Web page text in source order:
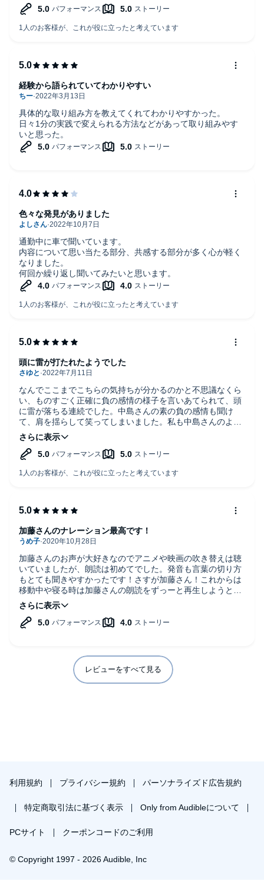
具体的な取り組み方を教えてくれてわかりやすかった。
日々1分の実践で変えられる方法などがあって取り組みやす
いと思った。
経験から語られていてわかりやすい
通勤中に車で聞いています。
内容について思い当たる部分、共感する部分が多く心が軽く
なりました。
何回か繰り返し聞いてみたいと思います。
色々な発見がありました
なんでここまでこちらの気持ちが分かるのかと不思議なくら
い、ものすごく正確に負の感情の様子を言いあてられて、頭
に雷が落ちる連続でした。中島さんの素の負の感情も聞け
て、肩を揺らして笑ってしまいました。私も中島さんのよう
に、負の感情を克服したいです。本の内容を実践していきま
す。
ナレーターの加藤さんの朗読のスピードはゆっくりめだった
した。
頭に雷が打たれたようでした
加藤さんのお声が大好きなのでアニメや映画の吹き替えは聴
いていましたが、朗読は初めてでした。発音も言葉の切り方
もとても聞きやすかったです！さすが加藤さん！これからは
移動中や寝る時は加藤さんの朗読をずっーと再生しようと思
います！
加藤さんのナレーション最高です！
レビューをすべて見る
利用規約 プライバシー規約 パーソナライズド広告規約
特定商取引法に基づく表示 Only from Audibleについて
PCサイト クーポンコードのご利用
© Copyright 1997 - 2026 Audible, Inc